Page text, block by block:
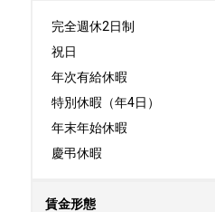
完全週休2日制
祝日
年次有給休暇
特別休暇（年4日）
年末年始休暇
慶弔休暇
賃金形態